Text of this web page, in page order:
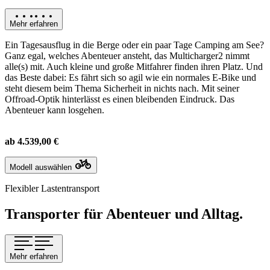
Mehr erfahren
Ein Tagesausflug in die Berge oder ein paar Tage Camping am See?
Ganz egal, welches Abenteuer ansteht, das Multicharger2 nimmt
alle(s) mit. Auch kleine und große Mitfahrer finden ihren Platz. Und
das Beste dabei: Es fährt sich so agil wie ein normales E-Bike und
steht diesem beim Thema Sicherheit in nichts nach. Mit seiner
Offroad-Optik hinterlässt es einen bleibenden Eindruck. Das
Abenteuer kann losgehen.
ab 4.539,00 €
Modell auswählen
Flexibler Lastentransport
Transporter für Abenteuer und Alltag.
Mehr erfahren